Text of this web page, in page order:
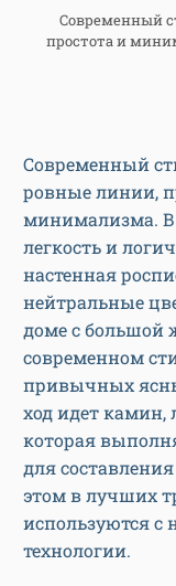
Современный
простота и
Современный
ровные линии,
минимализма. В
легкость и
настенная
нейтральные
доме с большой
современном
привычных
ход идет камин,
которая
для
этом в лучших
используются
технологии.